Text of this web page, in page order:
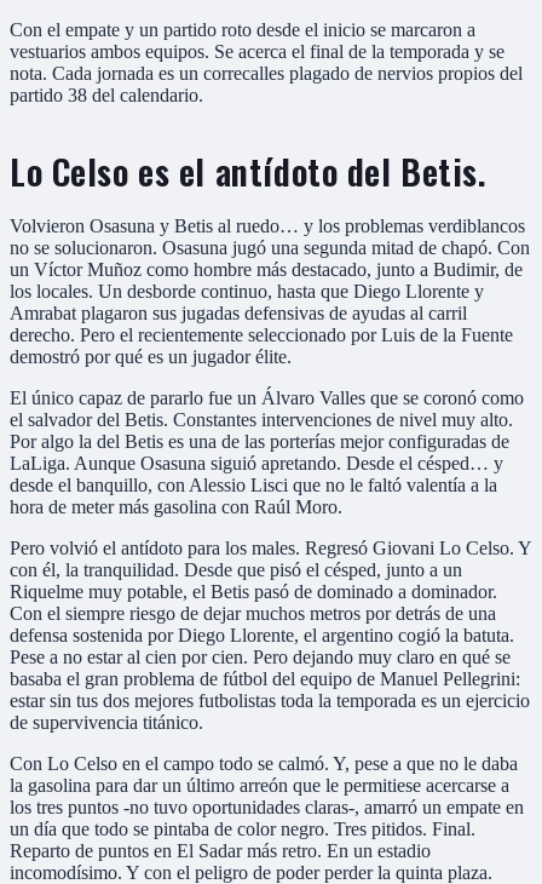
Con el empate y un partido roto desde el inicio se marcaron a
vestuarios ambos equipos. Se acerca el final de la temporada y se
nota. Cada jornada es un correcalles plagado de nervios propios del
partido 38 del calendario.
Lo Celso es el antídoto del Betis.
Volvieron Osasuna y Betis al ruedo… y los problemas verdiblancos
no se solucionaron. Osasuna jugó una segunda mitad de chapó. Con
un Víctor Muñoz como hombre más destacado, junto a Budimir, de
los locales. Un desborde continuo, hasta que Diego Llorente y
Amrabat plagaron sus jugadas defensivas de ayudas al carril
derecho. Pero el recientemente seleccionado por Luis de la Fuente
demostró por qué es un jugador élite.
El único capaz de pararlo fue un Álvaro Valles que se coronó como
el salvador del Betis. Constantes intervenciones de nivel muy alto.
Por algo la del Betis es una de las porterías mejor configuradas de
LaLiga. Aunque Osasuna siguió apretando. Desde el césped… y
desde el banquillo, con Alessio Lisci que no le faltó valentía a la
hora de meter más gasolina con Raúl Moro.
Pero volvió el antídoto para los males. Regresó Giovani Lo Celso. Y
con él, la tranquilidad. Desde que pisó el césped, junto a un
Riquelme muy potable, el Betis pasó de dominado a dominador.
Con el siempre riesgo de dejar muchos metros por detrás de una
defensa sostenida por Diego Llorente, el argentino cogió la batuta.
Pese a no estar al cien por cien. Pero dejando muy claro en qué se
basaba el gran problema de fútbol del equipo de Manuel Pellegrini:
estar sin tus dos mejores futbolistas toda la temporada es un ejercicio
de supervivencia titánico.
Con Lo Celso en el campo todo se calmó. Y, pese a que no le daba
la gasolina para dar un último arreón que le permitiese acercarse a
los tres puntos -no tuvo oportunidades claras-, amarró un empate en
un día que todo se pintaba de color negro. Tres pitidos. Final.
Reparto de puntos en El Sadar más retro. En un estadio
incomodísimo. Y con el peligro de poder perder la quinta plaza.